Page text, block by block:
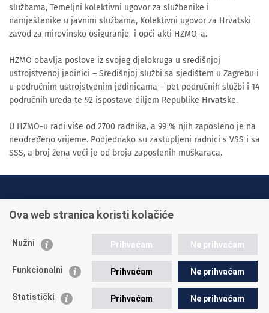
službama, Temeljni kolektivni ugovor za službenike i
namještenike u javnim službama, Kolektivni ugovor za Hrvatski
zavod za mirovinsko osiguranje i opći akti HZMO-a.
HZMO obavlja poslove iz svojeg djelokruga u središnjoj
ustrojstvenoj jedinici – Središnjoj službi sa sjedištem u Zagrebu i
u područnim ustrojstvenim jedinicama – pet područnih službi i 14
područnih ureda te 92 ispostave diljem Republike Hrvatske.
U HZMO-u radi više od 2700 radnika, a 99 % njih zaposleno je na
neodređeno vrijeme. Podjednako su zastupljeni radnici s VSS i sa
SSS, a broj žena veći je od broja zaposlenih muškaraca.
+385 1 45 95 011
Postavite pitanje
Ova web stranica koristi kolačiće
Nužni Prihvaćam Ne prihvaćam
Funkcionalni Prihvaćam Ne prihvaćam
Statistički Prihvaćam Ne prihvaćam